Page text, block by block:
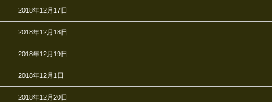
2018年12月17日
2018年12月18日
2018年12月19日
2018年12月1日
2018年12月20日